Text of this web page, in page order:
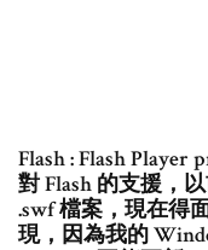
Flash : Flash
對 Flash 的支援，
.swf 檔案，現在得
現，因為我的